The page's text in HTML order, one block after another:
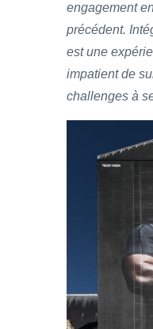
engagement
précédent.
est une
impatient de
challenges à